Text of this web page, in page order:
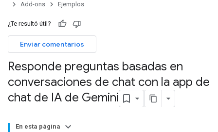
Add-ons
Ejemplos
¿Te resultó útil?
Enviar comentarios
Responde preguntas basadas en
conversaciones de chat con la app de
chat de IA de Gemini
En esta página